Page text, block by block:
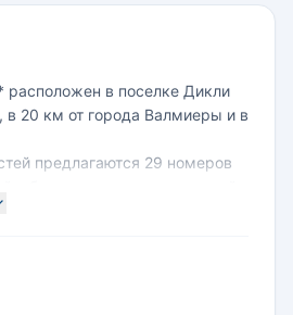
расположен в поселке Дикли
в 20 км от города Валмиеры и в
предлагаются 29 номеров
новейших номеров в
ресторан,
и спа-салон, зал для